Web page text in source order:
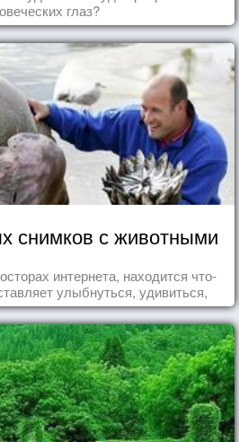
глаз?
снимков с животными
интернета, находится что-
улыбнуться, удивиться,